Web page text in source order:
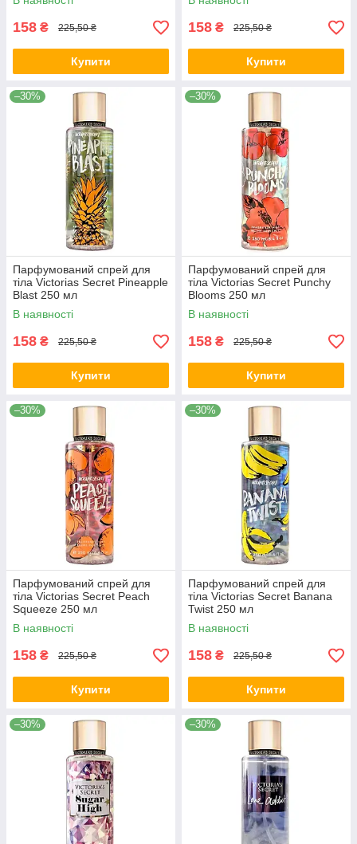
158 ₴ 225,50 ₴
Купити
158 ₴ 225,50 ₴
Купити
–30%
Парфумований спрей для
тіла Victorias Secret Pineapple
Blast 250 мл
В наявності
158 ₴ 225,50 ₴
Купити
–30%
Парфумований спрей для
тіла Victorias Secret Punchy
Blooms 250 мл
В наявності
158 ₴ 225,50 ₴
Купити
–30%
Парфумований спрей для
тіла Victorias Secret Peach
Squeeze 250 мл
В наявності
158 ₴ 225,50 ₴
Купити
–30%
Парфумований спрей для
тіла Victorias Secret Banana
Twist 250 мл
В наявності
158 ₴ 225,50 ₴
Купити
–30% –30%